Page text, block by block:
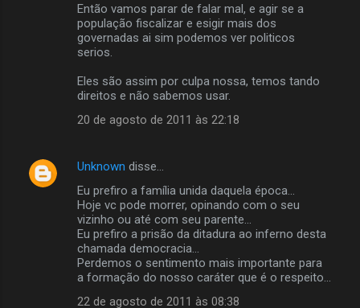
Então vamos parar de falar mal, e agir se a
população fiscalizar e esigir mais dos
governadas ai sim podemos ver politicos
serios.
Eles são assim por culpa nossa, temos tando
direitos e não sabemos usar.
20 de agosto de 2011 às 22:18
Unknown disse…
Eu prefiro a família unida daquela época...
Hoje vc pode morrer, opinando com o seu
vizinho ou até com seu parente...
Eu prefiro a prisão da ditadura ao inferno desta
chamada democracia...
Perdemos o sentimento mais importante para
a formação do nosso caráter que é o respeito...
22 de agosto de 2011 às 08:38